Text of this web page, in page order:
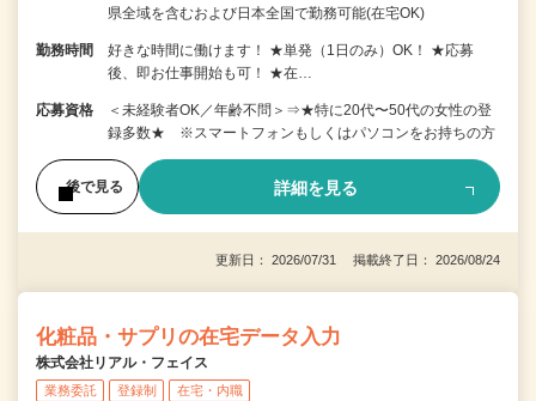
県全域を含むおよび日本全国で勤務可能(在宅OK)
勤務時間
好きな時間に働けます！ ★単発（1日のみ）OK！ ★応募
後、即お仕事開始も可！ ★在…
応募資格
＜未経験者OK／年齢不問＞⇒★特に20代〜50代の女性の登
録多数★ ※スマートフォンもしくはパソコンをお持ちの方
後で見る 詳細を見る
更新日： 2026/07/31 掲載終了日： 2026/08/24
化粧品・サプリの在宅データ入力
株式会社リアル・フェイス
業務委託 登録制 在宅・内職